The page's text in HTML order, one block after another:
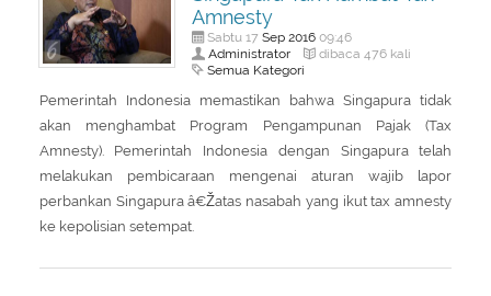
Amnesty
Sabtu 17 Sep 201609:46
Administrator dibaca 476 kali
Semua Kategori
Pemerintah Indonesia memastikan bahwa Singapura tidak
akan menghambat Program Pengampunan Pajak (Tax
Amnesty). Pemerintah Indonesia dengan Singapura telah
melakukan pembicaraan mengenai aturan wajib lapor
perbankan Singapura â€Žatas nasabah yang ikut tax amnesty
ke kepolisian setempat.